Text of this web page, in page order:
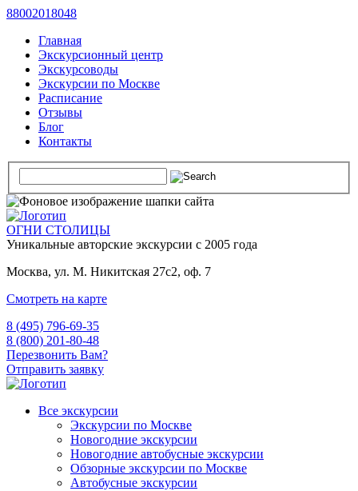
88002018048
Главная
Экскурсионный центр
Экскурсоводы
Экскурсии по Москве
Расписание
Отзывы
Блог
Контакты
ОГНИ СТОЛИЦЫ
Уникальные авторские экскурсии с 2005 года
Москва, ул. М. Никитская 27с2, оф. 7
Смотреть на карте
8 (495) 796-69-35
8 (800) 201-80-48
Перезвонить Вам?
Отправить заявку
Все экскурсии
Экскурсии по Москве
Новогодние экскурсии
Новогодние автобусные экскурсии
Обзорные экскурсии по Москве
Автобусные экскурсии